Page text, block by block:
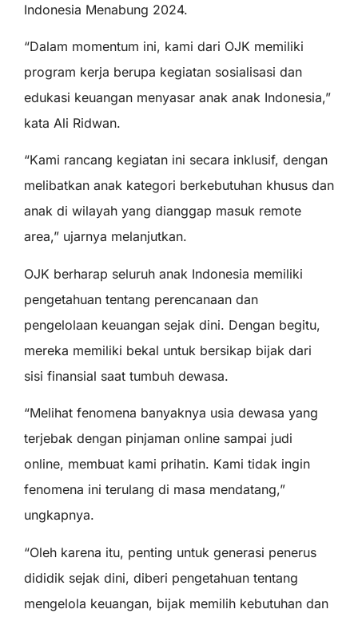
Indonesia Menabung 2024.
“Dalam momentum ini, kami dari OJK memiliki
program kerja berupa kegiatan sosialisasi dan
edukasi keuangan menyasar anak anak Indonesia,”
kata Ali Ridwan.
“Kami rancang kegiatan ini secara inklusif, dengan
melibatkan anak kategori berkebutuhan khusus dan
anak di wilayah yang dianggap masuk remote
area,” ujarnya melanjutkan.
OJK berharap seluruh anak Indonesia memiliki
pengetahuan tentang perencanaan dan
pengelolaan keuangan sejak dini. Dengan begitu,
mereka memiliki bekal untuk bersikap bijak dari
sisi finansial saat tumbuh dewasa.
“Melihat fenomena banyaknya usia dewasa yang
terjebak dengan pinjaman online sampai judi
online, membuat kami prihatin. Kami tidak ingin
fenomena ini terulang di masa mendatang,”
ungkapnya.
“Oleh karena itu, penting untuk generasi penerus
dididik sejak dini, diberi pengetahuan tentang
mengelola keuangan, bijak memilih kebutuhan dan